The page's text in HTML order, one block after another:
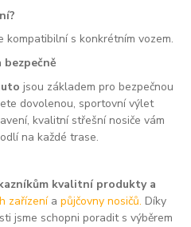
kompatibilní s konkrétním vozem.
jsou základem pro bezpečnou
dovolenou, sportovní výlet
kvalitní střešní nosiče vám
na každé trase.
kvalitní produkty a
zařízení apůjčovny nosičů. Díky
jsme schopni poradit s výběrem